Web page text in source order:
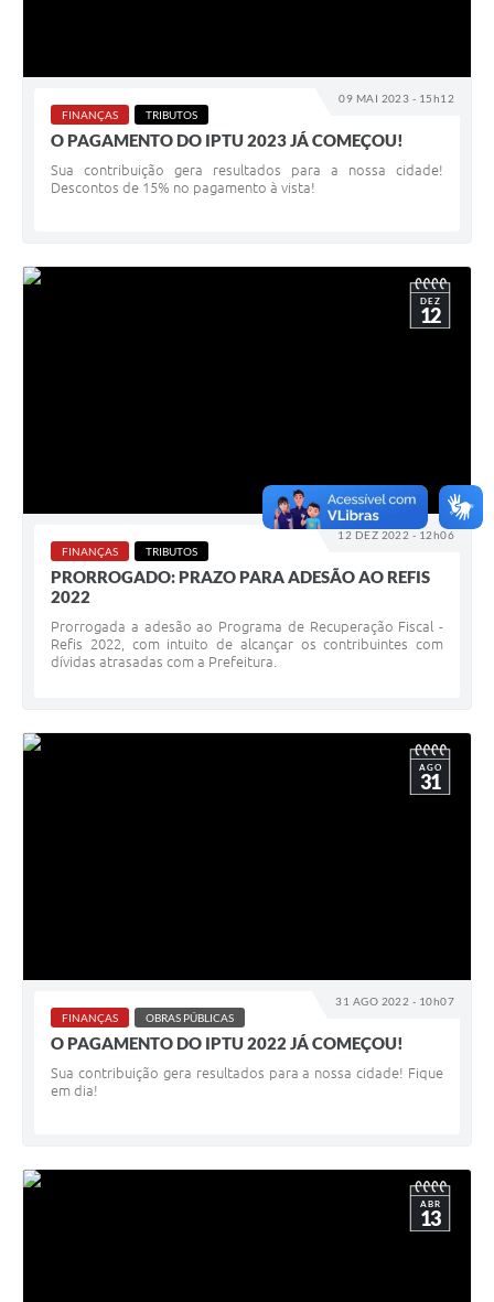
09 MAI 2023 - 15h12
FINANÇAS TRIBUTOS
O PAGAMENTO DO IPTU 2023 JÁ COMEÇOU!
Sua contribuição gera resultados para a nossa cidade!
Descontos de 15% no pagamento à vista!
12 DEZ 2022 - 12h06
DEZ
12
FINANÇAS TRIBUTOS
PRORROGADO: PRAZO PARA ADESÃO AO REFIS
2022
Prorrogada a adesão ao Programa de Recuperação Fiscal -
Refis 2022, com intuito de alcançar os contribuintes com
dívidas atrasadas com a Prefeitura.
31 AGO 2022 - 10h07
AGO
31
FINANÇAS OBRAS PÚBLICAS
O PAGAMENTO DO IPTU 2022 JÁ COMEÇOU!
Sua contribuição gera resultados para a nossa cidade! Fique
em dia!
ABR
13